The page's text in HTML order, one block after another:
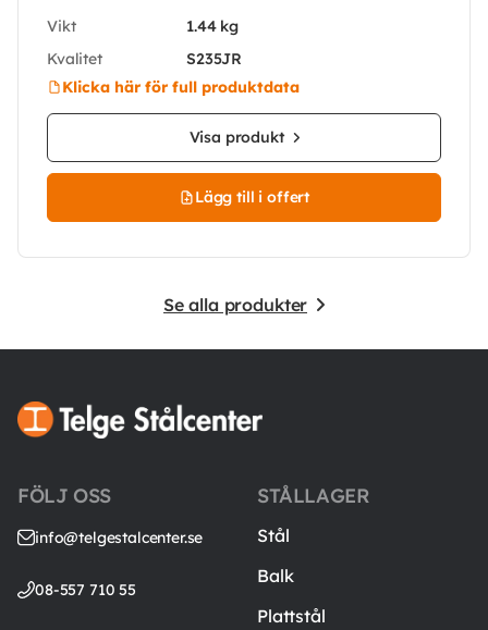
Vikt
1.44 kg
Kvalitet
S235JR
Klicka här för full produktdata
Visa produkt
Lägg till i offert
Se alla produkter
FÖLJ OSS
info@telgestalcenter.se
08-557 710 55
STÅLLAGER
Stål
Balk
Plattstål